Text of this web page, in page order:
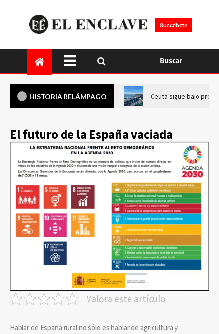
Suscríbete
Buscar
HISTORIA RELÁMPAGO Ceuta sigue bajo
El futuro de la España vaciada
Valora este artículo
Hablar de España rural no sólo es hablar de agricultura y